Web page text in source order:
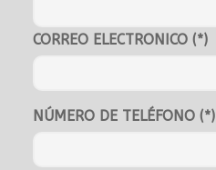
CORREO ELECTRONICO (*)
NÚMERO DE TELÉFONO (*)